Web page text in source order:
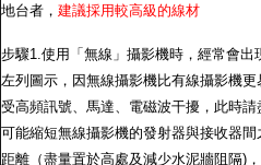
地台者， 建議採用較高級的線材
步驟1.使用「無線」攝影機時，經常會出
左列圖示，因無線攝影機比有線攝影機更
受高頻訊號、馬達、電磁波干擾，此時請
可能縮短無線攝影機的發射器與接收器間
距離（盡量置於高處及減少水泥牆阻隔)，